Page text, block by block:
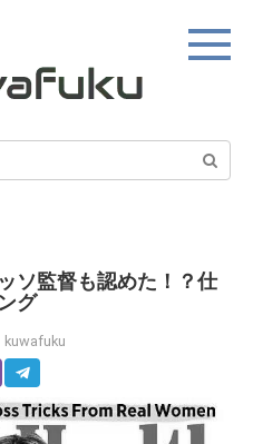
ソ監督も認めた！？仕
グ
kuwafuku